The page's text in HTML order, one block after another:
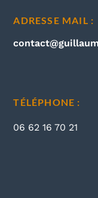
ADRESSE MAIL :
TÉLÉPHONE :
06 62 16 70 21